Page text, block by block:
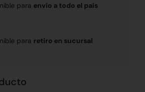
para envío a todo el país
para retiro en sucursal